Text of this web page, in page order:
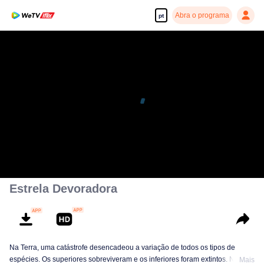
pt Abra o programa
Estrela Devoradora
Na Terra, uma catástrofe desencadeou a variação de todos os tipos de
espécies. Os superiores sobreviveram e os inferiores foram extintos. NestaMais